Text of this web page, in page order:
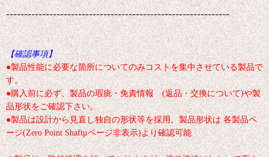
--------------------------------------------------------------
【確認事項】
●製品性能に必要な箇所についてのみコストを集中させている製品で
す。
●購入前に必ず、製品の瑕疵・免責情報 (返品・交換について)や製
品形状をご確認下さい。
●製品は設計から見直し独自の形状等を採用。製品形状は 各製品ペ
ージ(Zero Point Shaftμページ非表示)より確認可能